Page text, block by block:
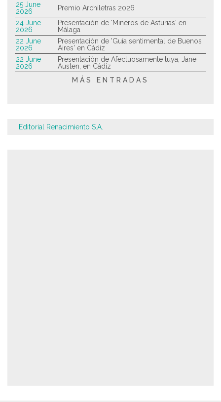
25 June
2026
Premio Archiletras 2026
24 June
2026
Presentación de 'Mineros de Asturias' en
Málaga
22 June
2026
Presentación de 'Guía sentimental de Buenos
Aires' en Cádiz
22 June
2026
Presentación de Afectuosamente tuya, Jane
Austen, en Cádiz
MÁS ENTRADAS
Editorial Renacimiento S.A.